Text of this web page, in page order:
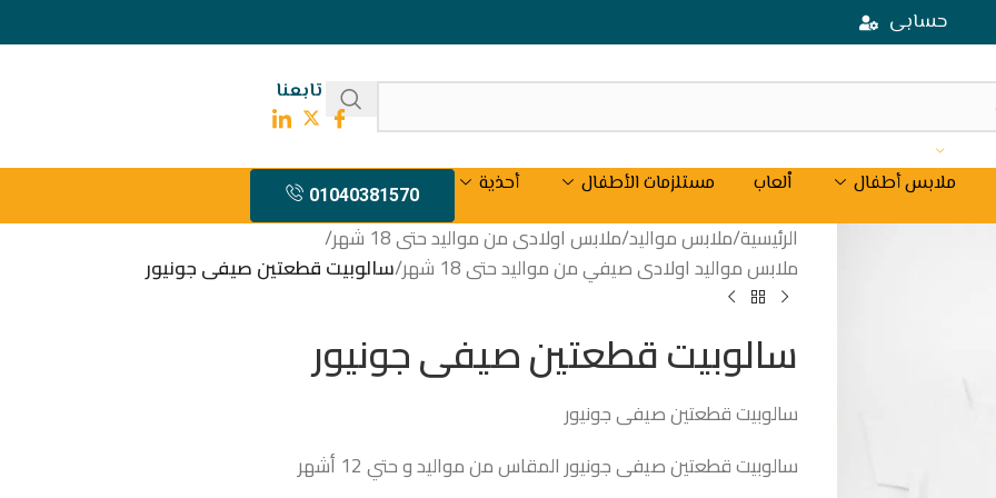
حسابى
تابعنا
ملابس أطفال اْلعاب مستلزمات الأطفال أحذية 01040381570
الرئيسية/ملابس مواليد/ملابس اولادى من مواليد حتى 18 شهر
/
ملابس مواليد اولادى صيفي من مواليد حتى 18 شهر
/سالوبيت قطعتين صيفى جونيور
سالوبيت قطعتين صيفى جونيور
سالوبيت قطعتين صيفى جونيور
سالوبيت قطعتين صيفى جونيور المقاس من مواليد و حتي 12 أشهر